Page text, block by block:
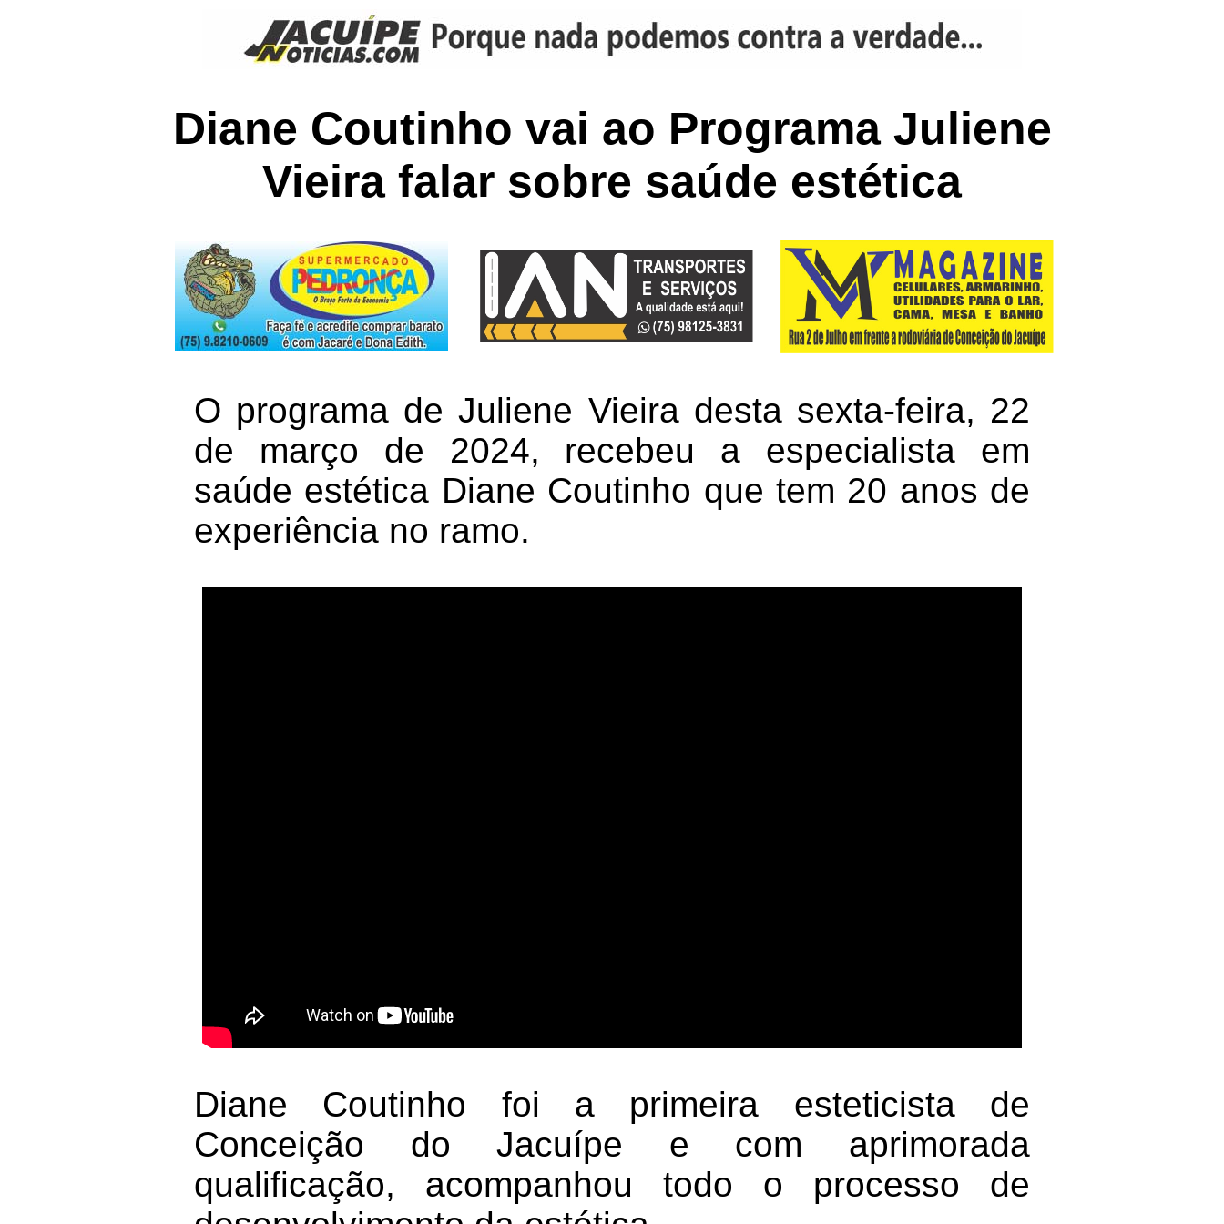
Diane Coutinho vai ao Programa Juliene
Vieira falar sobre saúde estética
O programa de Juliene Vieira desta sexta-feira, 22
de março de 2024, recebeu a especialista em
saúde estética Diane Coutinho que tem 20 anos de
experiência no ramo.
Diane Coutinho foi a primeira esteticista de
Conceição do Jacuípe e com aprimorada
qualificação, acompanhou todo o processo de